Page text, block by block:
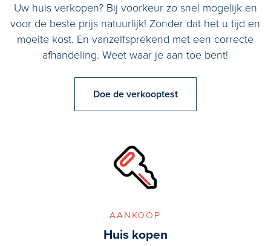
Uw huis verkopen? Bij voorkeur zo snel mogelijk en
voor de beste prijs natuurlijk! Zonder dat het u tijd en
moeite kost. En vanzelfsprekend met een correcte
afhandeling. Weet waar je aan toe bent!
Doe de verkooptest
aankoop
Huis kopen